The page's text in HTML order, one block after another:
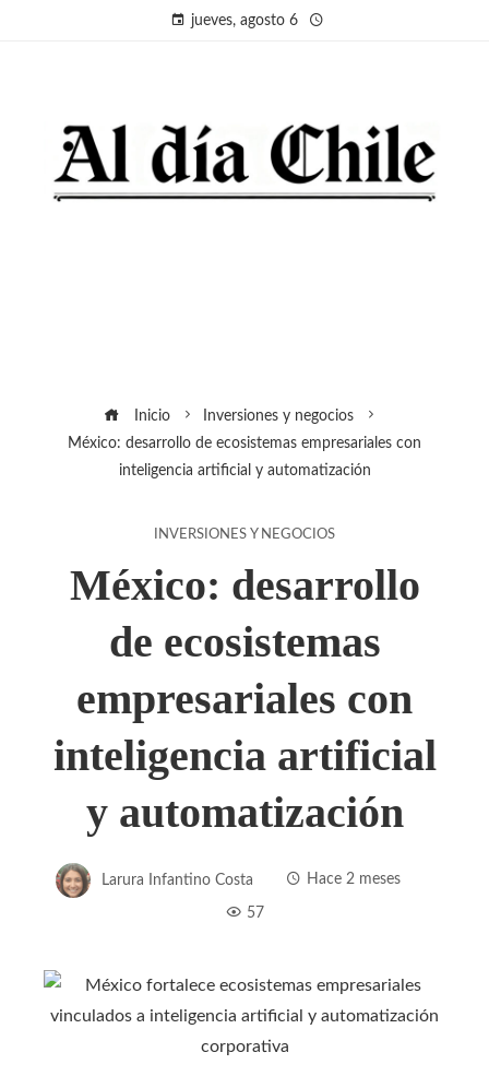
jueves, agosto 6
Inicio
Inversiones y negocios
México: desarrollo de ecosistemas empresariales con
inteligencia artificial y automatización
INVERSIONES Y NEGOCIOS
México: desarrollo
de ecosistemas
empresariales con
inteligencia artificial
y automatización
Larura Infantino Costa Hace 2 meses
57